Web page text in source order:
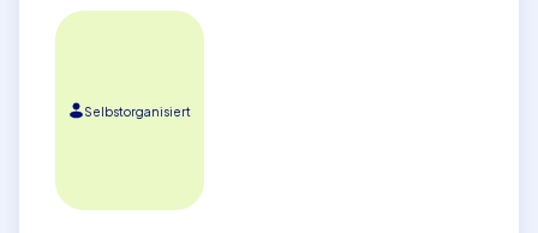
Selbstorganisiert